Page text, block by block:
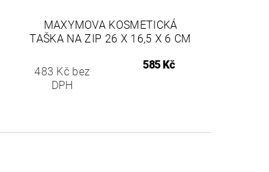
MAXYMOVA KOSMETICKÁ
TAŠKA NA ZIP 26 X 16,5 X 6 CM
483 Kč bez
DPH
585 Kč